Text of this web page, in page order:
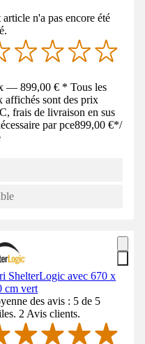
article n'a pas encore été
— 899,00 € * Tous les
affichés sont des prix
frais de livraison en sus
par pce899,00 €*/
ShelterLogic avec 670 x
cm vert
des avis : 5 de 5
2 Avis clients.